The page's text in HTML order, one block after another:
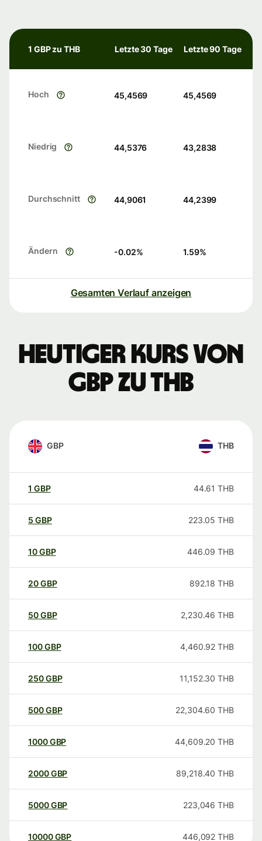
1 GBP zu THB Letzte 30 Tage Letzte 90 Tage
Hoch 45,4569 45,4569
Niedrig 44,5376 43,2838
Durchschnitt 44,9061 44,2399
Ändern -0.02% 1.59%
Gesamten Verlauf anzeigen
Heutiger Kurs von
GBP zu THB
GBP THB
1 GBP 44.61 THB
5 GBP 223.05 THB
10GBP 446.09 THB
20GBP 892.18 THB
50GBP 2,230.46 THB
100GBP 4,460.92 THB
250GBP 11,152.30 THB
500GBP 22,304.60 THB
1000GBP 44,609.20 THB
2000GBP 89,218.40 THB
5000GBP 223,046 THB
10000 GBP 446,092 THB